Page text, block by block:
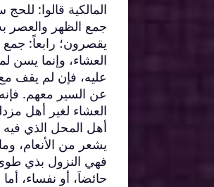
المالكية قالوا:
جمع الظهر والعصر
يقصرون؛ رابعاً: جمع
العشاء، وإنما يسن
عليه، فإن لم يقف
عن السير معهم.
العشاء لغير أهل
أهل المحل الذي فيه
يشعر من الأنعام،
فهي النزول بذي
حائضاَ، أو نفساء،